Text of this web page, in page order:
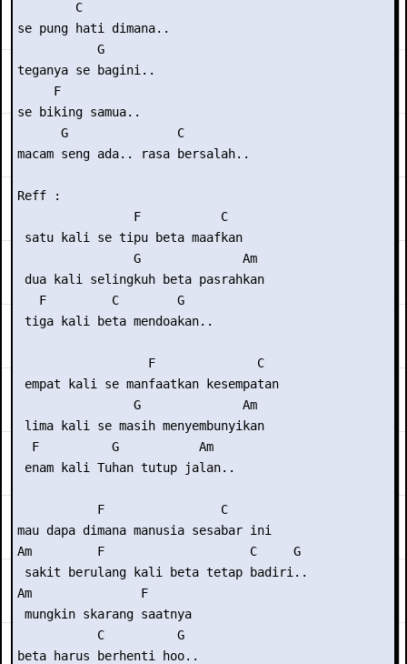
        C
se pung hati dimana..
           G
teganya se bagini..
     F
se biking samua..
      G               C
macam seng ada.. rasa bersalah..
Reff :
                F           C
satu kali se tipu beta maafkan
                G              Am
dua kali selingkuh beta pasrahkan
   F         C        G
tiga kali beta mendoakan..
                  F              C
empat kali se manfaatkan kesempatan
                G              Am
lima kali se masih menyembunyikan
  F          G           Am
enam kali Tuhan tutup jalan..
           F                C
mau dapa dimana manusia sesabar ini
Am         F                    C     G
sakit berulang kali beta tetap badiri..
Am               F
mungkin skarang saatnya
           C          G
beta harus berhenti hoo..